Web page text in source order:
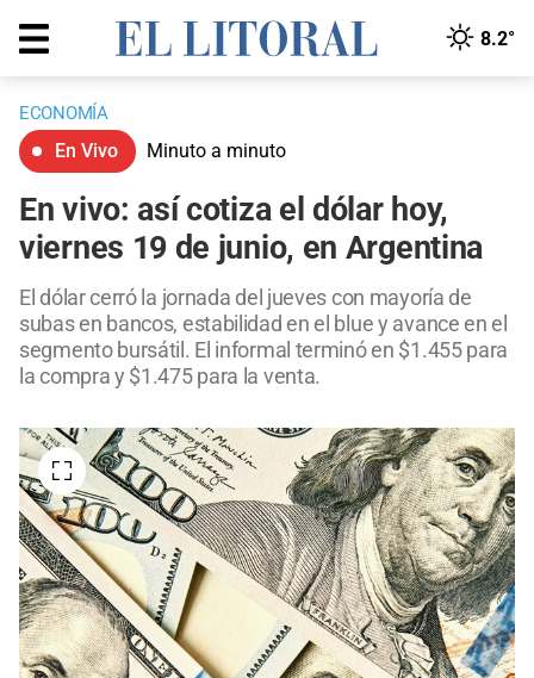
8.2°
ECONOMÍA
En Vivo Minuto a minuto
En vivo: así cotiza el dólar hoy,
viernes 19 de junio, en Argentina
El dólar cerró la jornada del jueves con mayoría de
subas en bancos, estabilidad en el blue y avance en el
segmento bursátil. El informal terminó en $1.455 para
la compra y $1.475 para la venta.